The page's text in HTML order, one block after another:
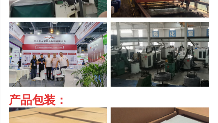
产品包装：